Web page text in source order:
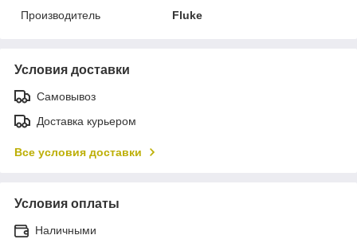
Производитель
Fluke
Условия доставки
Самовывоз
Доставка курьером
Все условия доставки
Условия оплаты
Наличными